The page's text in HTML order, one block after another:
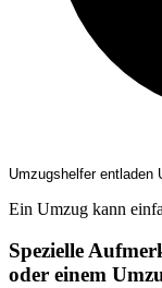
Umzugshelfer entladen
Ein Umzug kann
Spezielle
oder einem